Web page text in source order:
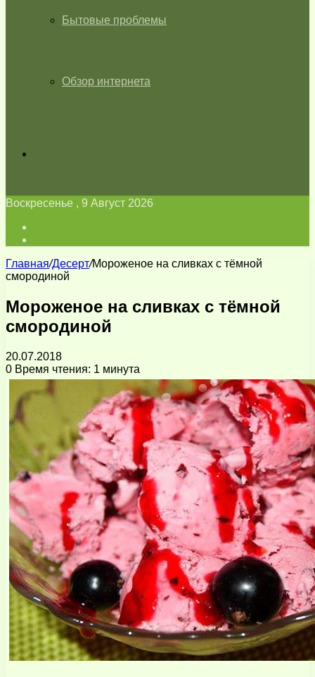
Бытовые проблемы
Обзор интернета
Воскресенье , 9 Август 2026
Главная/Десерт/Мороженое на сливках с тёмной
смородиной
Мороженое на сливках с тёмной
смородиной
20.07.2018
0 Время чтения: 1 минута